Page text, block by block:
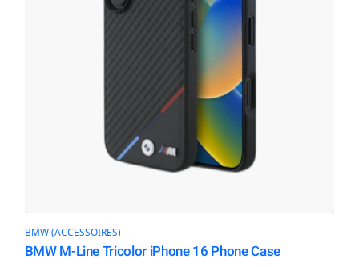
BMW (ACCESSOIRES)
BMW M-Line Tricolor iPhone 16 Phone Case